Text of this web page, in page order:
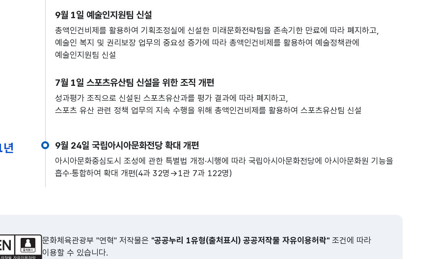
9월 1일 예술인지원팀 신설
총액인건비제를 활용하여 기획조정실에 신설한 미래문화전략팀을 존속기한 만료에 따라 폐지하고,
예술인 복지 및 권리보장 업무의 중요성 증가에 따라 총액인건비제를 활용하여 예술정책관에
예술인지원팀 신설
7월 1일 스포츠유산팀 신설을 위한 조직 개편
성과평가 조직으로 신설된 스포츠유산과를 평가 결과에 따라 폐지하고,
스포츠 유산 관련 정책 업무의 지속 수행을 위해 총액인건비제를 활용하여 스포츠유산팀 신설
9월 24일 국립아시아문화전당 확대 개편
아시아문화중심도시 조성에 관한 특별법 개정·시행에 따라 국립아시아문화전당에 아시아문화원 기능을
흡수·통합하여 확대 개편(4과 32명→1관 7과 122명)
문화체육관광부 "연혁" 저작물은 "공공누리 1유형(출처표시) 공공저작물 자유이용허락" 조건에 따라
이용할 수 있습니다.